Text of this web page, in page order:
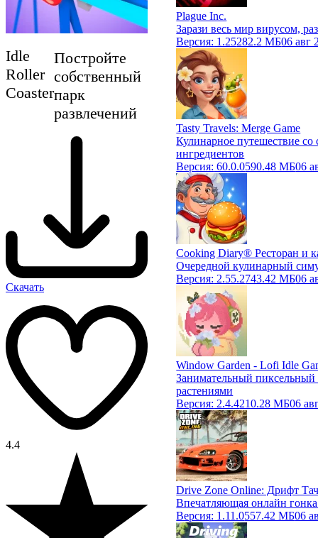
Idle
Roller
Coaster
Постройте
собственный
парк
развлечений
Скачать
4.4
Plague Inc.
Зарази весь мир вирусом,
Версия: 1.25282.2 МБ06 авг
Tasty Travels: Merge Game
Кулинарное путешествие со
ингредиентов
Версия: 60.0.0590.48 МБ06
Cooking Diary® Ресторан и
Очередной кулинарный
Версия: 2.55.2743.42 МБ06
Window Garden - Lofi Idle
Занимательный пиксельный
растениями
Версия: 2.4.4210.28 МБ06
Drive Zone Online: Дрифт
Впечатляющая онлайн
Версия: 1.11.0557.42 МБ06